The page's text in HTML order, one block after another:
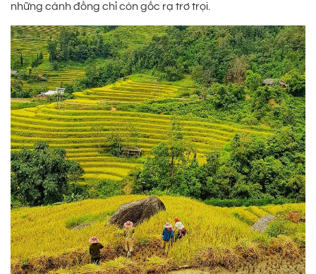
những cánh đồng chỉ còn gốc rạ trơ trọi.